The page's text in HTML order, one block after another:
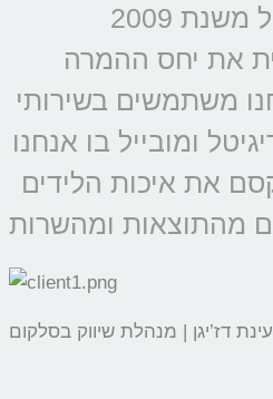
סלקום ונטוויז’ן, החל משנת 2009
את יחס ההמרה
משתמשים בשירותי
ומובייל בו אנחנו
את איכות הלידים
עינת דז’יגן | מנהלת שיווק בסלקום